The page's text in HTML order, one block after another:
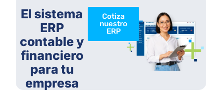
El sistema
ERP
contable y
financiero
para tu
empresa
Cotiza
nuestro
ERP